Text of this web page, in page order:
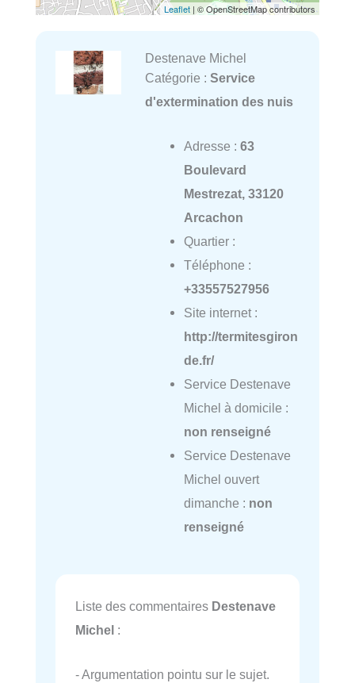
Leaflet | © OpenStreetMap contributors
Destenave Michel
Catégorie : Service
d'extermination des nuis
Adresse : 63
Boulevard
Mestrezat, 33120
Arcachon
Quartier :
Téléphone :
+33557527956
Site internet :
http://termitesgiron
de.fr/
Service Destenave
Michel à domicile :
non renseigné
Service Destenave
Michel ouvert
dimanche : non
renseigné
Liste des commentaires Destenave
Michel :
- Argumentation pointu sur le sujet.